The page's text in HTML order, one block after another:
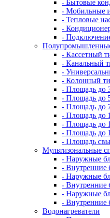
- Бытовые
- Мобильные
- Тепловые
-
-
- Кассетный
- Канальный
-
- Колонный
- Площадь до
- Площадь до
- Площадь до
- Площадь до
- Площадь до
- Площадь до
- Площадь
Мультизональные
- Наружные
- Внутренние
- Hаружные
- Внутренние
- Наружные
- Внутренние
Водонагреватели